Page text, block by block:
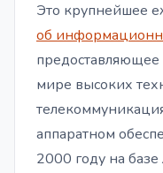
Это крупнейшее
об
мире высоких
аппаратном
2000 году на